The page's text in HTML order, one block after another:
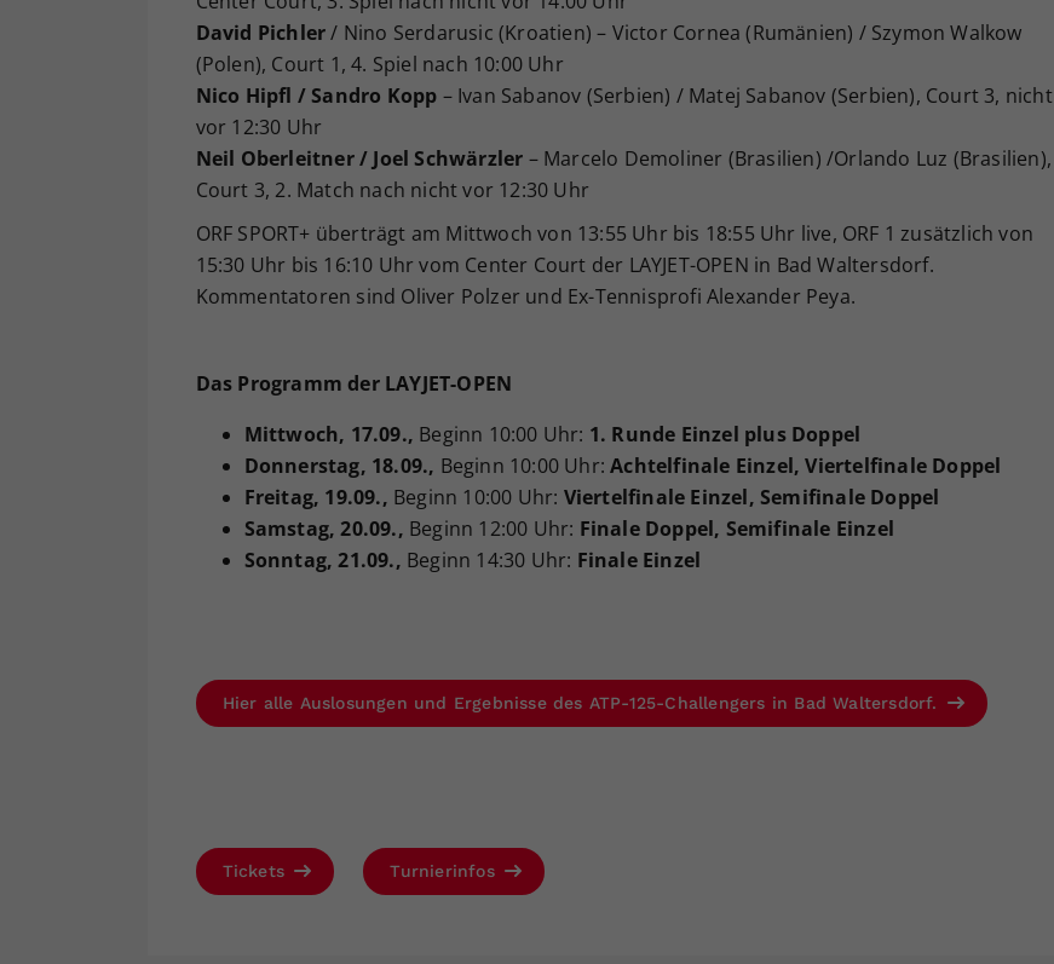
David Pichler/ Nino Serdarusic (Kroatien) – Victor Cornea (Rumänien) / Szymon Walkow
(Polen), Court 1, 4. Spiel nach 10:00 Uhr
Nico Hipfl / Sandro Kopp – Ivan Sabanov (Serbien) / Matej Sabanov (Serbien), Court 3, nicht
vor 12:30 Uhr
Neil Oberleitner / Joel Schwärzler – Marcelo Demoliner (Brasilien) /Orlando Luz (Brasilien),
Court 3, 2. Match nach nicht vor 12:30 Uhr
ORF SPORT+ überträgt am Mittwoch von 13:55 Uhr bis 18:55 Uhr live, ORF 1 zusätzlich von
15:30 Uhr bis 16:10 Uhr vom Center Court der LAYJET-OPEN in Bad Waltersdorf.
Kommentatoren sind Oliver Polzer und Ex-Tennisprofi Alexander Peya.
Das Programm der LAYJET-OPEN
Mittwoch, 17.09., Beginn 10:00 Uhr: 1. Runde Einzel plus Doppel
Donnerstag, 18.09., Beginn 10:00 Uhr: Achtelfinale Einzel, Viertelfinale Doppel
Freitag, 19.09., Beginn 10:00 Uhr: Viertelfinale Einzel, Semifinale Doppel
Samstag, 20.09., Beginn 12:00 Uhr: Finale Doppel, Semifinale Einzel
Sonntag, 21.09., Beginn 14:30 Uhr: Finale Einzel
Hier alle Auslosungen und Ergebnisse des ATP-125-Challengers in Bad Waltersdorf.
Tickets Turnierinfos